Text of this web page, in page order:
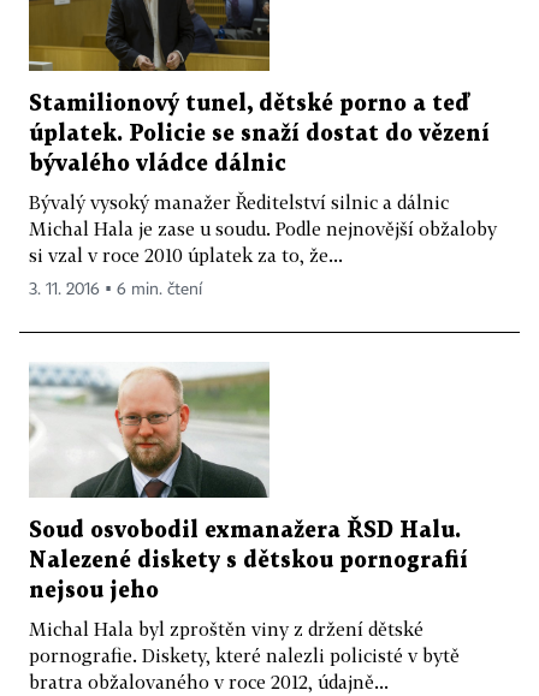
Stamilionový tunel, dětské porno a teď
úplatek. Policie se snaží dostat do vězení
bývalého vládce dálnic
Bývalý vysoký manažer Ředitelství silnic a dálnic
Michal Hala je zase u soudu. Podle nejnovější obžaloby
si vzal v roce 2010 úplatek za to, že...
3. 11. 2016 ▪ 6 min. čtení
Soud osvobodil exmanažera ŘSD Halu.
Nalezené diskety s dětskou pornografií
nejsou jeho
Michal Hala byl zproštěn viny z držení dětské
pornografie. Diskety, které nalezli policisté v bytě
bratra obžalovaného v roce 2012, údajně...